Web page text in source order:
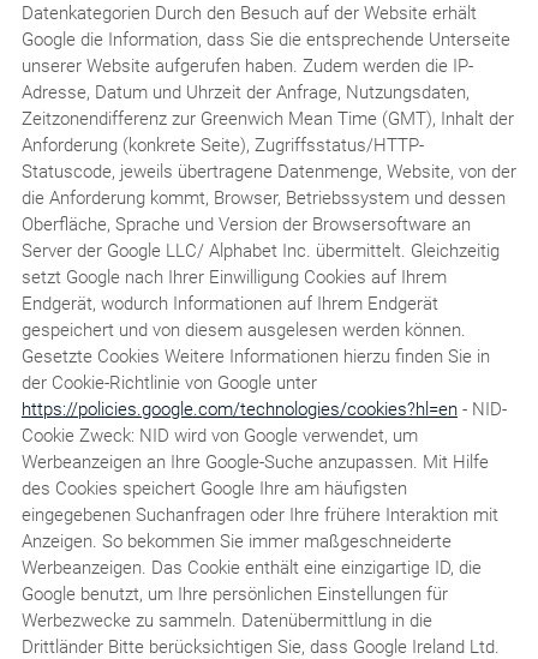
Datenkategorien Durch den Besuch auf der Website erhält
Google die Information, dass Sie die entsprechende Unterseite
unserer Website aufgerufen haben. Zudem werden die IP-
Adresse, Datum und Uhrzeit der Anfrage, Nutzungsdaten,
Zeitzonendifferenz zur Greenwich Mean Time (GMT), Inhalt der
Anforderung (konkrete Seite), Zugriffsstatus/HTTP-
Statuscode, jeweils übertragene Datenmenge, Website, von der
die Anforderung kommt, Browser, Betriebssystem und dessen
Oberfläche, Sprache und Version der Browsersoftware an
Server der Google LLC/ Alphabet Inc. übermittelt. Gleichzeitig
setzt Google nach Ihrer Einwilligung Cookies auf Ihrem
Endgerät, wodurch Informationen auf Ihrem Endgerät
gespeichert und von diesem ausgelesen werden können.
Gesetzte Cookies Weitere Informationen hierzu finden Sie in
der Cookie-Richtlinie von Google unter
https://policies.google.com/technologies/cookies?hl=en- NID-
Cookie Zweck: NID wird von Google verwendet, um
Werbeanzeigen an Ihre Google-Suche anzupassen. Mit Hilfe
des Cookies speichert Google Ihre am häufigsten
eingegebenen Suchanfragen oder Ihre frühere Interaktion mit
Anzeigen. So bekommen Sie immer maßgeschneiderte
Werbeanzeigen. Das Cookie enthält eine einzigartige ID, die
Google benutzt, um Ihre persönlichen Einstellungen für
Werbezwecke zu sammeln. Datenübermittlung in die
Drittländer Bitte berücksichtigen Sie, dass Google Ireland Ltd.